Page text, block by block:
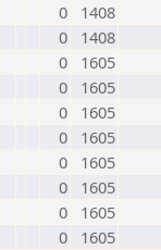
0
1408
0
1408
0
1605
0
1605
0
1605
0
1605
0
1605
0
1605
0
1605
0
1605